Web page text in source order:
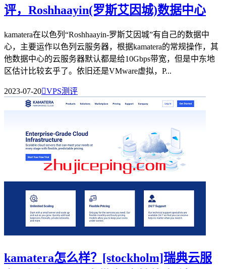
评，Roshhaayin(罗斯艾因城)数据中心
kamatera在以色列“Roshhaayin-罗斯艾因城”有自己的数据中
心，主要运作以色列云服务器，根据kamatera的常规操作，其
他数据中心的云服务器默认都是给10Gbps带宽，但是中东地
区估计比较玄乎了。依旧还是VMware虚拟，P...
2023-07-20VPS测评
kamatera怎么样？[stockholm]瑞典云服